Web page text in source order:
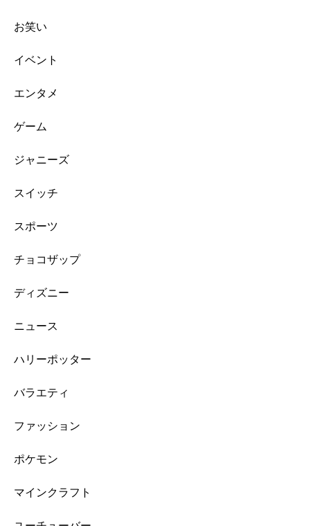
お笑い
イベント
エンタメ
ゲーム
ジャニーズ
スイッチ
スポーツ
チョコザップ
ディズニー
ニュース
ハリーポッター
バラエティ
ファッション
ポケモン
マインクラフト